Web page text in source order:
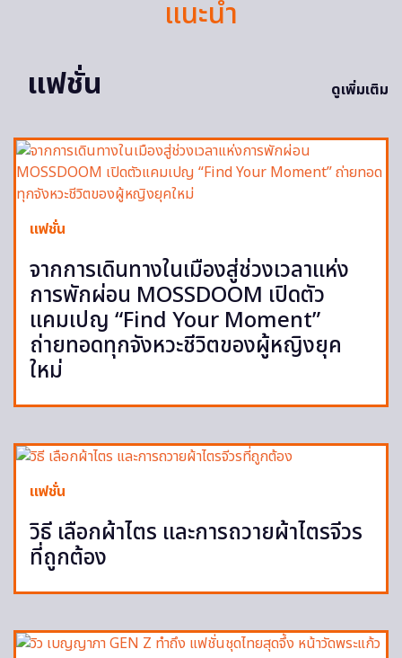
แนะนำ
แฟชั่น
ดูเพิ่มเติม
แฟชั่น
จากการเดินทางในเมืองสู่ช่วงเวลาแห่ง
การพักผ่อน MOSSDOOM เปิดตัว
แคมเปญ “Find Your Moment”
ถ่ายทอดทุกจังหวะชีวิตของผู้หญิงยุค
ใหม่
แฟชั่น
วิธี เลือกผ้าไตร และการถวายผ้าไตรจีวร
ที่ถูกต้อง